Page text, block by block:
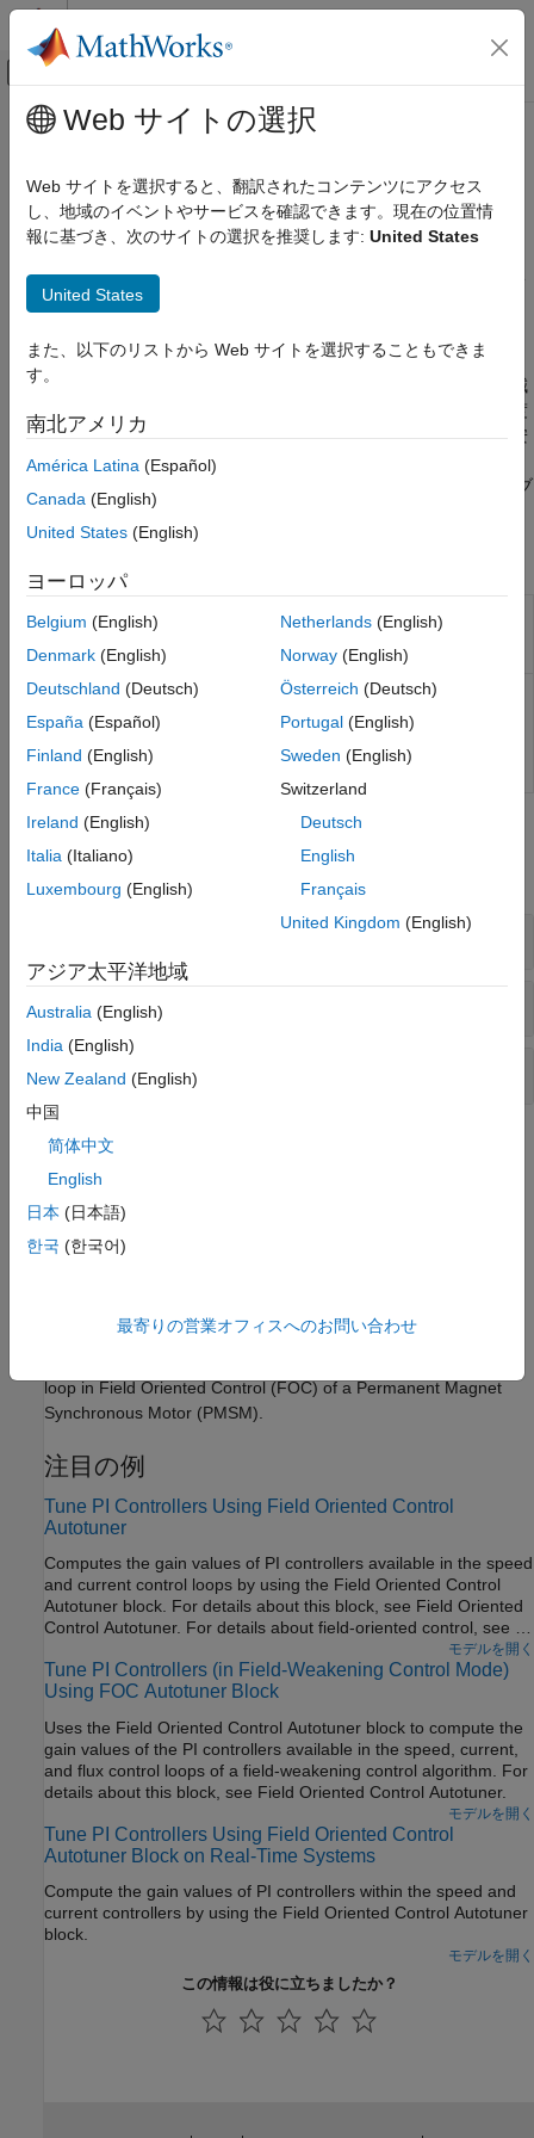
コンテンツへスキップ
オフキャンバス ナビゲーション メ
ドキュメンテーションのホーム
Motor Control Blockset
制御アルゴリズムの設計
カテゴリ
ベクトル制御
6 段階整流
開ループ制御
非線形特性評価
メインコンテンツ
ゲイン計算と調整
ベクトル制御に適用するための PI コントローラー ゲインを計算
する
ントローラー ゲイン (PI ゲイン) の選択と調整を支援します。ゲ
インは、モーターの電気的パラメーター (抵抗、インダクタン
に計算されます。FOC では、電流ループ (d 軸および q 軸) は、
適切なトルクおよび磁束制御を確保するために高速かつ十分に減
衰している必要があるため、最初に調整されます。その後、速度
ループのゲインは電流ループよりも遅くなるように調整され、安
定したカスケード制御を実現します。適切なゲイン計算と調整
は、振動、過大なトルク リップル、応答遅延、さらにはドライブ
の不安定性を回避するために極めて重要です。
mcb.getPIControllerParameters
Compute gains for PI
controller in field-oriented
control
mcb.calcFOCGains
Compute gains and
transfer functions for PI
controller in field-oriented
control of PMSM
ブロック
Sensorless Estimators
Signal Management
トピック
Estimate Control Gains and Tune Control Parameters
Perform control parameter tuning for speed and torque control
subsystems.
This example shows how to obtain PI controller gains using
loop in Field Oriented Control (FOC) of a Permanent Magnet
Synchronous Motor (PMSM).
注目の例
Tune PI Controllers Using Field Oriented Control
Autotuner
Computes the gain values of PI controllers available in the speed
and current control loops by using the Field Oriented Control
Autotuner block. For details about this block, see Field Oriented
Control Autotuner. For details about field-oriented control, see ベ
モデルを開く
Tune PI Controllers (in Field-Weakening Control Mode)
Using FOC Autotuner Block
Uses the Field Oriented Control Autotuner block to compute the
gain values of the PI controllers available in the speed, current,
and flux control loops of a field-weakening control algorithm. For
details about this block, see Field Oriented Control Autotuner.
モデルを開く
Tune PI Controllers Using Field Oriented Control
Autotuner Block on Real-Time Systems
Compute the gain values of PI controllers within the speed and
current controllers by using the Field Oriented Control Autotuner
block.
モデルを開く
この情報は役に立ちましたか？
Web サイトの選択
Web サイトを選択すると、翻訳されたコンテンツにアクセス
し、地域のイベントやサービスを確認できます。現在の位置情
報に基づき、次のサイトの選択を推奨します: United States
United States
また、以下のリストから Web サイトを選択することもできま
す。
南北アメリカ
América Latina (Español)
Canada (English)
United States (English)
ヨーロッパ
Belgium (English)
Denmark (English)
Deutschland (Deutsch)
España (Español)
Finland (English)
France (Français)
Ireland (English)
Italia (Italiano)
Luxembourg (English)
Netherlands(English)
Norway(English)
Österreich (Deutsch)
Portugal(English)
Sweden (English)
Switzerland
Deutsch
English
Français
United Kingdom (English)
アジア太平洋地域
Australia (English)
India (English)
New Zealand (English)
中国
简体中文
English
日本 (日本語)
한국 (한국어)
最寄りの営業オフィスへのお問い合わせ